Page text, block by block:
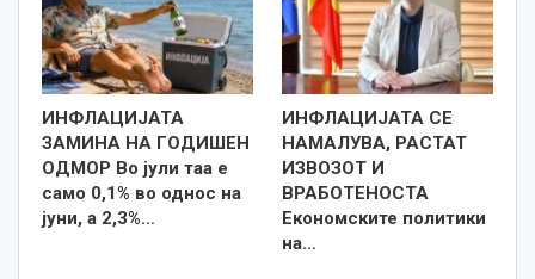
ИНФЛАЦИЈАТА
ЗАМИНА НА ГОДИШЕН
ОДМОР Во јули таа е
само 0,1% во однос на
јуни, а 2,3%…
ИНФЛАЦИЈАТА СЕ
НАМАЛУВА, РАСТАТ
ИЗВОЗОТ И
ВРАБОТЕНОСТА
Економските политики
на…